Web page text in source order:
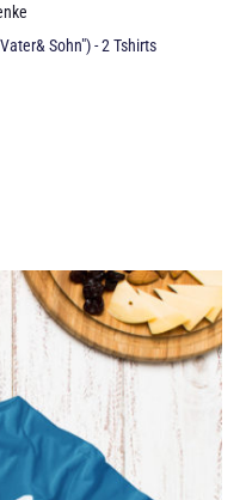
Sohn") - 2 Tshirts